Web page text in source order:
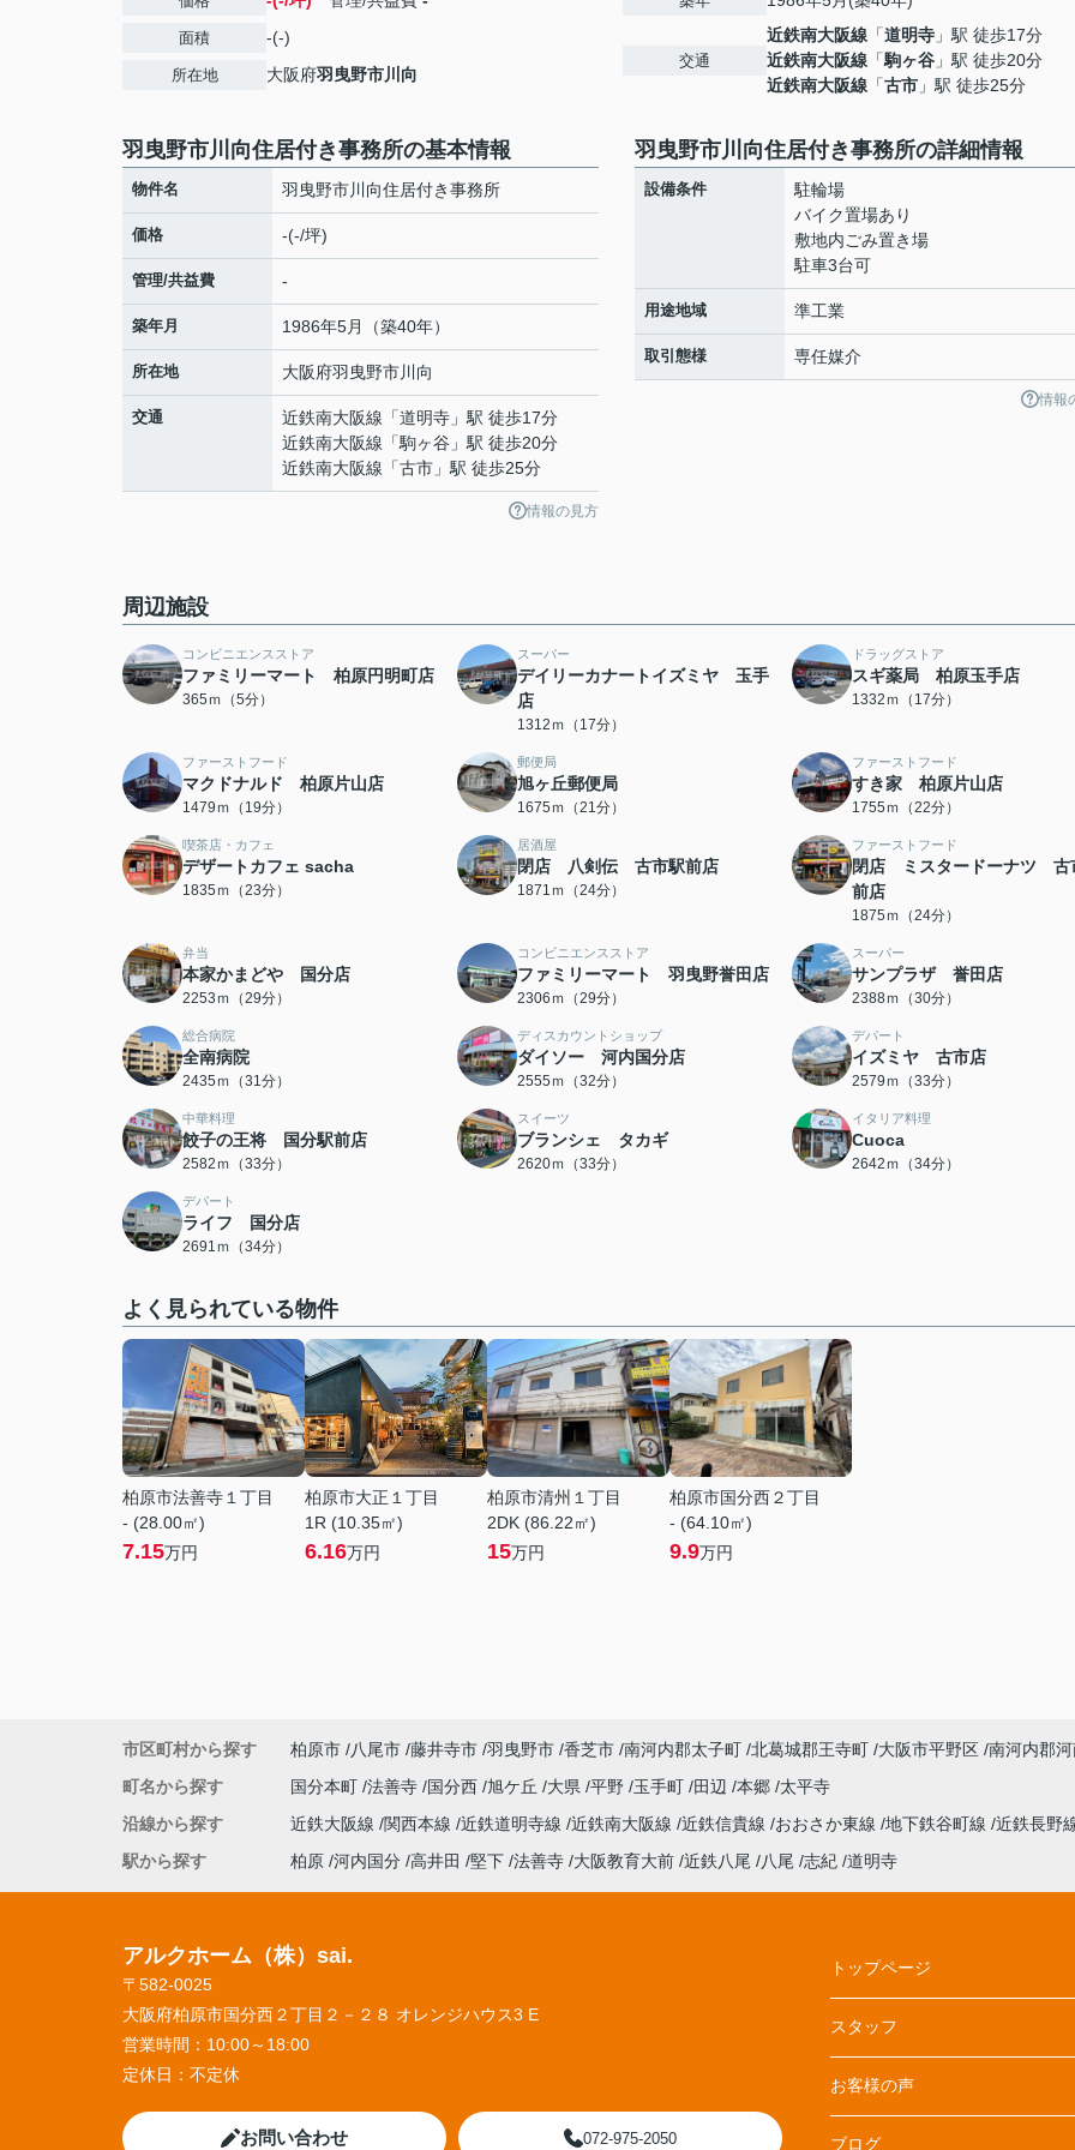
面積 -(-)
所在地 大阪府羽曳野市川向
交通
近鉄南大阪線 「道明寺 」駅 徒歩17分
近鉄南大阪線 「駒ヶ谷 」駅 徒歩20分
近鉄南大阪線 「古市 」駅 徒歩25分
羽曳野市川向住居付き事務所の基本情報
物件名 羽曳野市川向住居付き事務所
価格 -(-/坪)
管理/共益費 -
築年月 1986年5月（築40年）
所在地 大阪府羽曳野市川向
交通 近鉄南大阪線 「道明寺 」駅 徒歩17分
近鉄南大阪線 「駒ヶ谷 」駅 徒歩20分
近鉄南大阪線 「古市 」駅 徒歩25分
情報の見方
羽曳野市川向住居付き事務所の詳細情報
設備条件
駐輪場
バイク置場あり
敷地内ごみ置き場
駐車3台可
用途地域 準工業
取引態様 専任媒介
情報
周辺施設
コンビニエンスストア
ファミリーマート 柏原円明町店
365ｍ（5分）
スーパー
デイリーカナートイズミヤ 玉手
店
1312ｍ（17分）
ドラッグストア
スギ薬局 柏原玉手店
1332ｍ（17分）
ファーストフード
マクドナルド 柏原片山店
1479ｍ（19分）
郵便局
旭ヶ丘郵便局
1675ｍ（21分）
ファーストフード
すき家 柏原片山店
1755ｍ（22分）
喫茶店・カフェ
デザートカフェ sacha
1835ｍ（23分）
居酒屋
閉店 八剣伝 古市駅前店
1871ｍ（24分）
ファーストフード
閉店 ミスタードーナツ 古
前店
1875ｍ（24分）
弁当
本家かまどや 国分店
2253ｍ（29分）
コンビニエンスストア
ファミリーマート 羽曳野誉田店
2306ｍ（29分）
スーパー
サンプラザ 誉田店
2388ｍ（30分）
総合病院
全南病院
2435ｍ（31分）
ディスカウントショップ
ダイソー 河内国分店
2555ｍ（32分）
デパート
イズミヤ 古市店
2579ｍ（33分）
中華料理
餃子の王将 国分駅前店
2582ｍ（33分）
スイーツ
ブランシェ タカギ
2620ｍ（33分）
イタリア料理
Cuoca
2642ｍ（34分）
デパート
ライフ 国分店
2691ｍ（34分）
よく見られている物件
柏原市法善寺１丁目
- (28.00㎡)
7.15万円
柏原市大正１丁目
1R (10.35㎡)
6.16万円
柏原市清州１丁目
2DK (86.22㎡)
15万円
柏原市国分西２丁目
- (64.10㎡)
9.9万円
市区町村から探す 柏原市 八尾市 藤井寺市 羽曳野市 香芝市 南河内郡太子町 北葛城郡王寺町 大阪市平野区 南河内郡
町名から探す
国分本町 法善寺 国分西 旭ケ丘 大県 平野 玉手町 田辺 本郷 太平寺
沿線から探す
近鉄大阪線 関西本線 近鉄道明寺線 近鉄南大阪線 近鉄信貴線 おおさか東線 地下鉄谷町線 近鉄長野
駅から探す
柏原 河内国分 高井田 堅下 法善寺 大阪教育大前 近鉄八尾 八尾 志紀 道明寺
アルクホーム（株）sai.
〒582-0025
大阪府柏原市国分西２丁目２－２８ オレンジハウス3 E
営業時間： 10:00～18:00
定休日： 不定休
お問い合わせ 072-975-2050
トップページ
スタッフ
お客様の声
ブログ